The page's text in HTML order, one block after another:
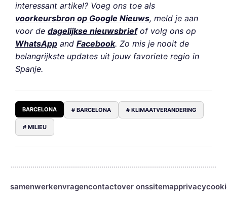
interessant artikel? Voeg ons toe als
voorkeursbron op Google Nieuws, meld je aan
voor de dagelijkse nieuwsbriefof volg ons op
WhatsApp and Facebook. Zo mis je nooit de
belangrijkste updates uit jouw favoriete regio in
Spanje.
BARCELONA # BARCELONA # KLIMAATVERANDERING
# MILIEU
samenwerkenvragencontactover onssitemapprivacy